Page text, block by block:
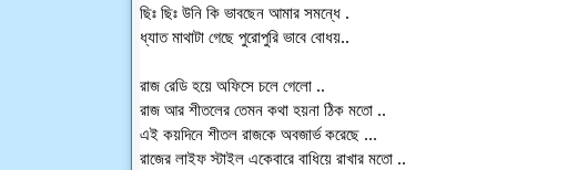
ছিঃ ছিঃ উনি কি ভাবছেন আমার সমন্ধে .
ধ্যাত মাথাটা গেছে পুরোপুরি ভাবে বোধয়..
রাজ রেডি হয়ে অফিসে চলে গেলো ..
রাজ আর শীতলের তেমন কথা হয়না ঠিক মতো ..
এই কয়দিনে শীতল রাজকে অবজার্ভ করেছে ...
রাজের লাইফ স্টাইল একেবারে বাধিয়ে রাখার মতো ..